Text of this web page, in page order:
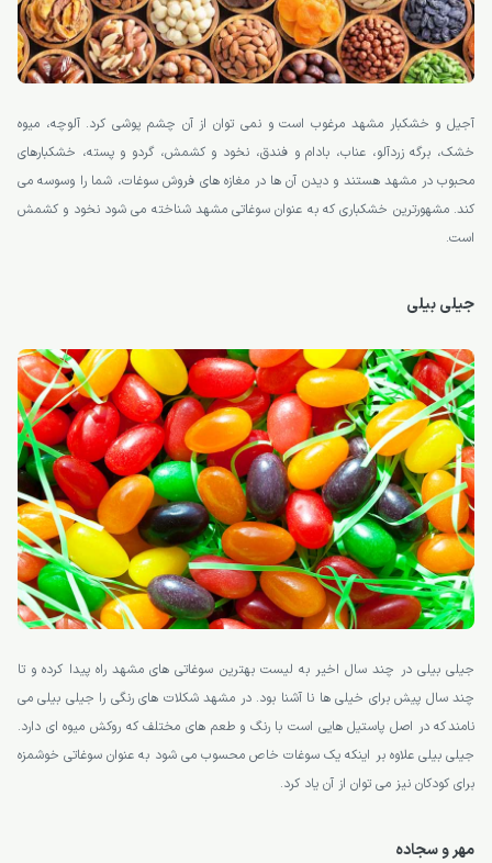
آجیل و خشکبار مشهد مرغوب است و نمی توان از آن چشم پوشی کرد. آلوچه، میوه
خشک، برگه زردآلو، عناب، بادام و فندق، نخود و کشمش، گردو و پسته، خشکبارهای
محبوب در مشهد هستند و دیدن آن ها در مغازه های فروش سوغات، شما را وسوسه می
کند. مشهورترین خشکباری که به عنوان سوغاتی مشهد شناخته می شود نخود و کشمش
است.
جیلی بیلی
جیلی بیلی در چند سال اخیر به لیست بهترین سوغاتی های مشهد راه پیدا کرده و تا
چند سال پیش برای خیلی ها نا آشنا بود. در مشهد شکلات های رنگی را جیلی بیلی می
نامند که در اصل پاستیل هایی است با رنگ و طعم های مختلف که روکش میوه ای دارد.
جیلی بیلی علاوه بر اینکه یک سوغات خاص محسوب می شود به عنوان سوغاتی خوشمزه
برای کودکان نیز می توان از آن یاد کرد.
مهر و سجاده